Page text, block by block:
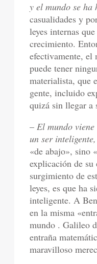
y el mundo se ha
casualidades y
leyes internas
crecimiento.
efectivamente, el
puede tener
materialista, que
gente, incluido
quizá sin llegar a
–El mundo
un ser
«de abajo», sino
explicación de
surgimiento de
leyes, es que ha
inteligente. A
en la misma
mundo . Galileo
entraña
maravilloso